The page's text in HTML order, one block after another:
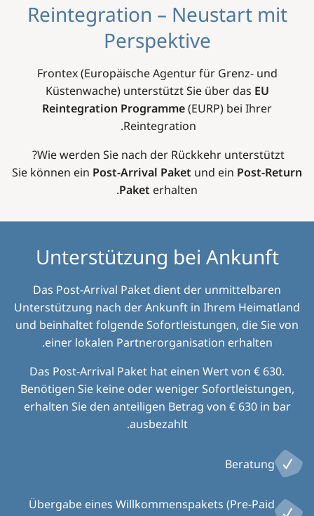
Reintegration – Neustart mit
Perspektive
Frontex (Europäische Agentur für Grenz- und
Küstenwache) unterstützt Sie über das EU
Reintegration Programme(EURP) bei Ihrer
Reintegration.
Wie werden Sie nach der Rückkehr unterstützt?
Sie können ein Post-Arrival Paket und ein Post-Return
Paket erhalten.
Unterstützung bei Ankunft
Das Post-Arrival Paket dient der unmittelbaren
Unterstützung nach der Ankunft in Ihrem Heimatland
und beinhaltet folgende Sofortleistungen, die Sie von
einer lokalen Partnerorganisation erhalten.
Das Post-Arrival Paket hat einen Wert von € 630.
Benötigen Sie keine oder weniger Sofortleistungen,
erhalten Sie den anteiligen Betrag von € 630 in bar
ausbezahlt.
Beratung
Übergabe eines Willkommenspakets (Pre-Paid